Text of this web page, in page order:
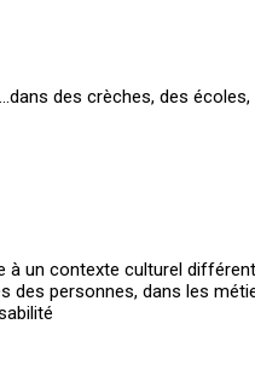
des crèches, des
un contexte culturel
des personnes, dans les